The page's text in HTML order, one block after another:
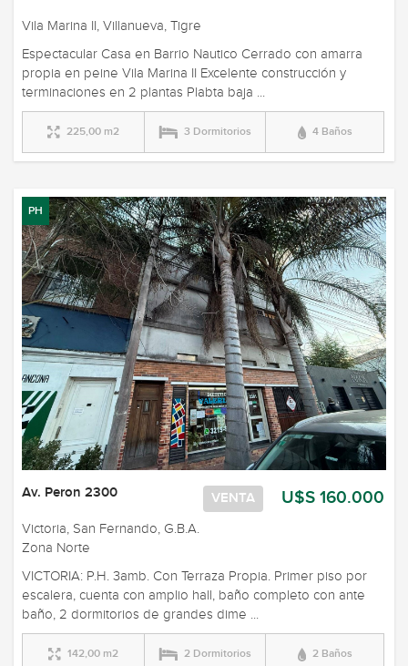
Vila Marina II, Villanueva, Tigre
Espectacular Casa en Barrio Nautico Cerrado con amarra
propia en peine Vila Marina II Excelente construcción y
terminaciones en 2 plantas Plabta baja ...
225,00 m2 3 Dormitorios 4 Baños
PH
U$S 160.000
VENTA
Av. Peron 2300
Victoria, San Fernando, G.B.A.
Zona Norte
VICTORIA: P.H. 3amb. Con Terraza Propia. Primer piso por
escalera, cuenta con amplio hall, baño completo con ante
baño, 2 dormitorios de grandes dime ...
142,00 m2 2 Dormitorios 2 Baños